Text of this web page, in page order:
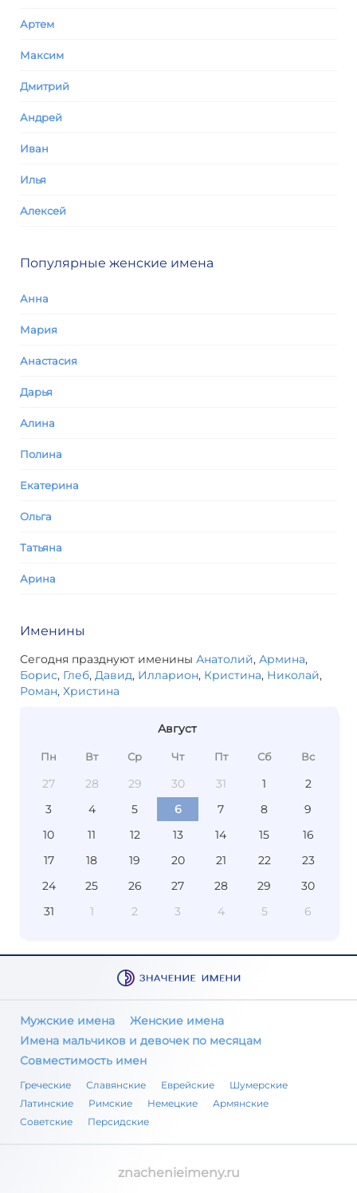
Артем
Максим
Дмитрий
Андрей
Иван
Илья
Алексей
Популярные женские имена
Анна
Мария
Анастасия
Дарья
Алина
Полина
Екатерина
Ольга
Татьяна
Арина
Именины
Сегодня празднуют именины Анатолий, Армина,
Борис, Глеб, Давид, Илларион, Кристина, Николай,
Роман, Христина
Август
Пн Вт Ср Чт Пт Сб Вс
27 28 29 30 31 1
2
3
4 5 6 7 8
9
10
11 12 13 14 15
16
17
18 19 20 21 22
23
24
25 26 27 28 29
30
31
1 2 3 4 5 6
Мужские имена
Женские имена
Имена мальчиков и девочек по месяцам
Совместимость имен
Греческие Славянские Еврейские
Шумерские
Латинские
Римские Немецкие
Армянские
Советские
Персидские
znachenieimeny.ru